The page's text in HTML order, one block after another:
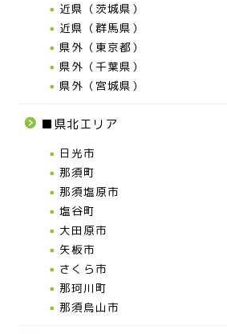
近県（茨城県）
近県（群馬県）
県外（東京都）
県外（千葉県）
県外（宮城県）
■県北エリア
日光市
那須町
那須塩原市
塩谷町
大田原市
矢板市
さくら市
那珂川町
那須烏山市